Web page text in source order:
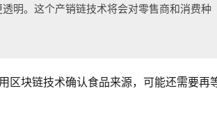
明。这个产销链技术将会对零售商和消费种
区块链技术确认食品来源，可能还需要再